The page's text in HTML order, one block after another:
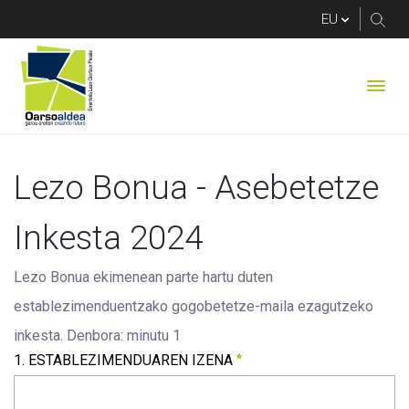
Lezo Bonuak 2024
Lezo Bonua - Asebetetze
Inkesta 2024
Lezo Bonua ekimenean parte hartu duten
establezimenduentzako gogobetetze-maila ezagutzeko
inkesta. Denbora: minutu 1
1. ESTABLEZIMENDUAREN IZENA